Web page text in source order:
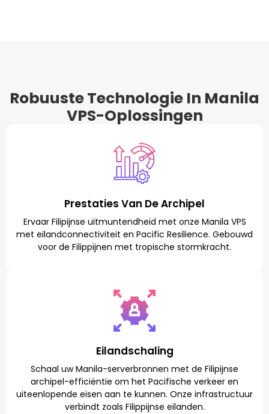
Robuuste Technologie In Manila
VPS-Oplossingen
Prestaties Van De Archipel
Ervaar Filipijnse uitmuntendheid met onze Manila VPS
met eilandconnectiviteit en Pacific Resilience. Gebouwd
voor de Filippijnen met tropische stormkracht.
Eilandschaling
Schaal uw Manila-serverbronnen met de Filipijnse
archipel-efficiëntie om het Pacifische verkeer en
uiteenlopende eisen aan te kunnen. Onze infrastructuur
verbindt zoals Filippijnse eilanden.